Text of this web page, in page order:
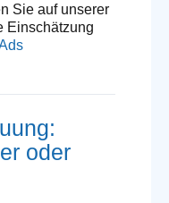
Sie auf unserer
Einschätzung
oder